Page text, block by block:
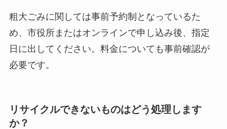
粗大ごみに関しては事前予約制となっているた
め、市役所またはオンラインで申し込み後、指定
日に出してください。料金についても事前確認が
必要です。
リサイクルできないものはどう処理します
か？